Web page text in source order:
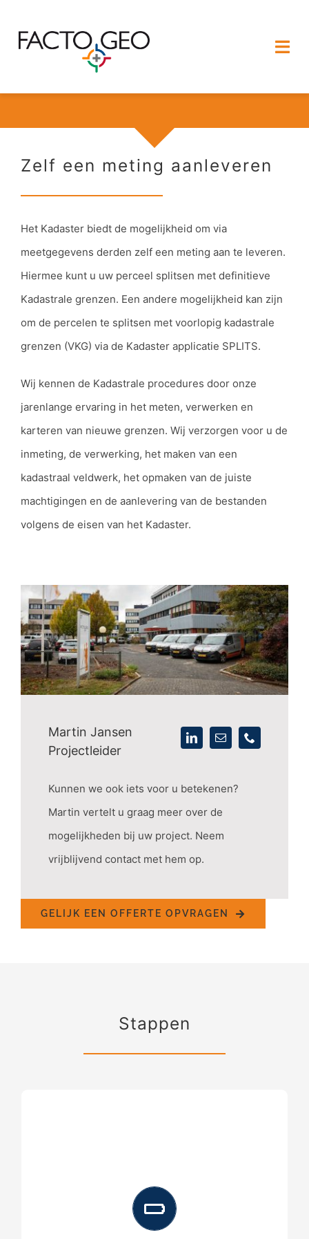
naar
CONTACT
VACATURES
Zelf een meting aanleveren
Het Kadaster biedt de mogelijkheid om via
meetgegevens derden zelf een meting aan te leveren.
Hiermee kunt u uw perceel splitsen met definitieve
Kadastrale grenzen. Een andere mogelijkheid kan zijn
om de percelen te splitsen met voorlopig kadastrale
grenzen (VKG) via de Kadaster applicatie SPLITS.
Wij kennen de Kadastrale procedures door onze
jarenlange ervaring in het meten, verwerken en
karteren van nieuwe grenzen. Wij verzorgen voor u de
inmeting, de verwerking, het maken van een
kadastraal veldwerk, het opmaken van de juiste
machtigingen en de aanlevering van de bestanden
volgens de eisen van het Kadaster.
Martin Jansen
Projectleider
Kunnen we ook iets voor u betekenen?
Martin vertelt u graag meer over de
mogelijkheden bij uw project. Neem
vrijblijvend contact met hem op.
GELIJK EEN OFFERTE OPVRAGEN
Stappen
aangeleverd coördinatenbestand of een
kavelplan in een CAD- of GIS-formaat;